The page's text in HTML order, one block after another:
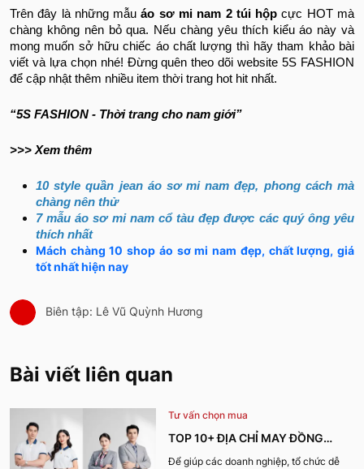
Trên đây là những mẫu áo sơ mi nam 2 túi hộp cực HOT mà
chàng không nên bỏ qua. Nếu chàng yêu thích kiểu áo này và
mong muốn sở hữu chiếc áo chất lượng thì hãy tham khảo bài
viết và lựa chọn nhé! Đừng quên theo dõi website 5S FASHION
để cập nhật thêm nhiều item thời trang hot hit nhất.
“5S FASHION - Thời trang cho nam giới”
>>> Xem thêm
10 style quần jean áo sơ mi nam đẹp, phong cách mà
chàng nên thử
7 mẫu áo sơ mi nam cổ tàu đẹp được các quý ông yêu
thích nhất
Mách chàng 10 shop áo sơ mi nam đẹp, chất lượng, giá
tốt nhất hiện nay
Biên tập: Lê Vũ Quỳnh Hương
Bài viết liên quan
Tư vấn chọn mua
TOP 10+ ĐỊA CHỈ MAY ĐỒNG
PHỤC CÔNG TY ĐẸP, UY TÍN
Để giúp các doanh nghiệp, tổ chức dễ